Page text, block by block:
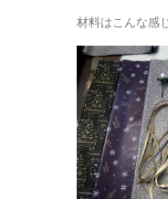
材料はこんな感